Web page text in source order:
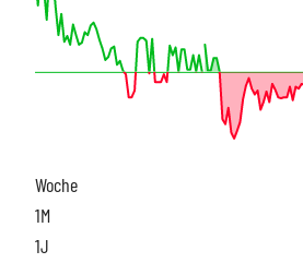
Woche
1M
1J